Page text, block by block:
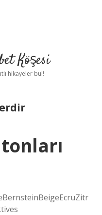
Köşesi
hikayeler bul!